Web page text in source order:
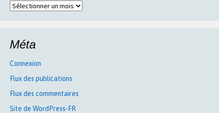
Archives
Méta
Connexion
Flux des publications
Flux des commentaires
Site de WordPress-FR